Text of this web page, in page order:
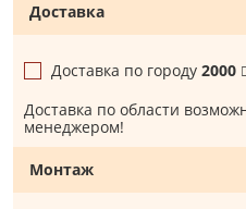
Доставка
Доставка по городу 2000
Доставка по области
менеджером!
Монтаж